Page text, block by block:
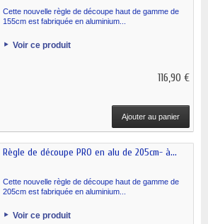
Cette nouvelle règle de découpe haut de gamme de
155cm est fabriquée en aluminium...
Voir ce produit
116,90 €
Ajouter au panier
Règle de découpe PRO en alu de 205cm- à...
Cette nouvelle règle de découpe haut de gamme de
205cm est fabriquée en aluminium...
Voir ce produit